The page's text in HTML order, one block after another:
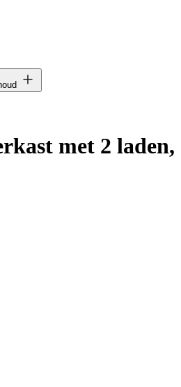
met 2 laden,